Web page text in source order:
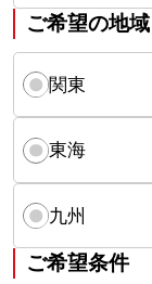
ご希望の地域
関東
東海
九州
ご希望条件